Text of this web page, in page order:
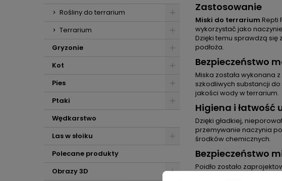
Rośliny do terrarium
Terrarium
Gryzonie
Kot
Pies
Ptaki
Wędkarstwo
Las w słoiku
Polecane produkty
Obrazy 3D
Zastosowanie
Miski do terrarium Repti
wykorzystać jako
Dzięki temu sprawdzą się
podłoża.
Bezpieczeństwo
Miska została wykonana
szkodliwych substancji
jakości wody w terrarium.
Higiena i łatwość
Dzięki gładkiej,
przemywanie naczynia
środków chemicznych.
Bezpieczeństwo
Poidło zostało
gadom i płazom łatwo